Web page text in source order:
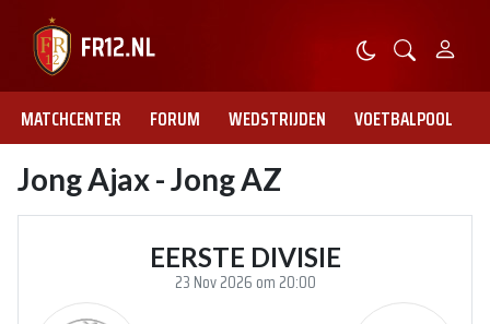
MATCHCENTER FORUM WEDSTRIJDEN VOETBALPOOL
Jong Ajax - Jong AZ
EERSTE DIVISIE
23 Nov 2026 om 20:00